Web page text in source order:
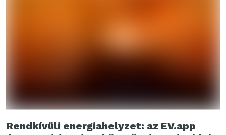
Rendkívüli energiahelyzet: az EV.app